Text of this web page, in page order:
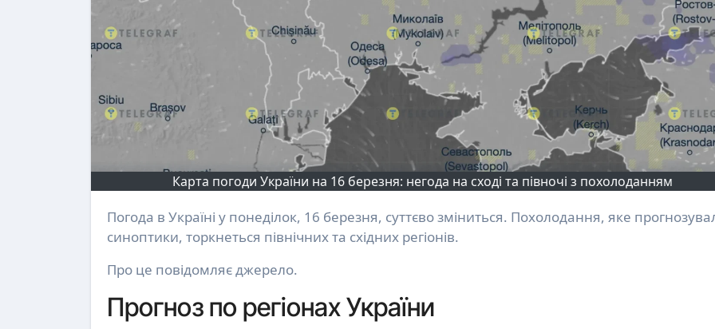
Карта погоди України на 16 березня: негода на сході та півночі з похолоданням
Погода в Україні у понеділок, 16 березня, суттєво зміниться. Похолодання, яке прогнозували
синоптики, торкнеться північних та східних регіонів.
Про це повідомляє джерело.
Прогноз по регіонах України